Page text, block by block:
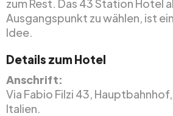
zum Rest. Das 43 Station Hotel
Ausgangspunkt zu wählen, ist
Idee.
Details zum Hotel
Anschrift:
Via Fabio Filzi 43,
Italien.